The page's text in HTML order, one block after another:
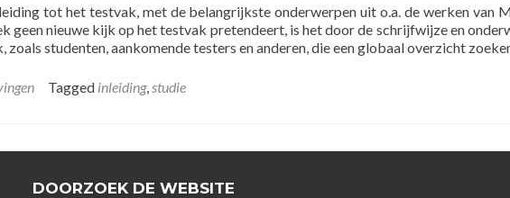
tot het testvak, met de belangrijkste onderwerpen uit o.a. de werken van
geen nieuwe kijk op het testvak pretendeert, is het door de schrijfwijze en
zoals studenten, aankomende testers en anderen, die een globaal overzicht
Tagged inleiding,studie
DOORZOEK DE WEBSITE